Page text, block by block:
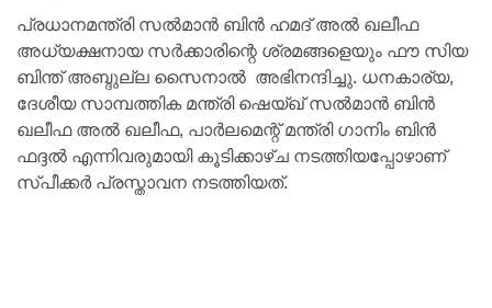
പ്രധാനമന്ത്രി സൽമാൻ ബിൻ ഹമദ് അൽ ഖലീഫ
അധ്യക്ഷനായ സർക്കാരിന്റെ ശ്രമങ്ങളെയും ഫൗ സിയ
ബിന്ത് അബ്ദുല്ല സൈനാൽ അഭിനന്ദിച്ചു. ധനകാര്യ,
ദേശീയ സാമ്പത്തിക മന്ത്രി ഷെയ്ഖ് സൽമാൻ ബിൻ
ഖലീഫ അൽ ഖലീഫ, പാർലമെന്റ് മന്ത്രി ഗാനിം ബിൻ
ഫദ്ദൽ എന്നിവരുമായി കൂടിക്കാഴ്ച നടത്തിയപ്പോഴാണ്
സ്പീക്കർ പ്രസ്താവന നടത്തിയത്.